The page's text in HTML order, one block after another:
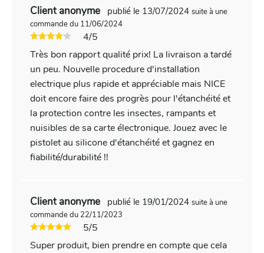
Client anonyme publié le 13/07/2024 suite à une
commande du 11/06/2024
4/5
Très bon rapport qualité prix! La livraison a tardé
un peu. Nouvelle procedure d'installation
electrique plus rapide et appréciable mais NICE
doit encore faire des progrès pour l'étanchéité et
la protection contre les insectes, rampants et
nuisibles de sa carte électronique. Jouez avec le
pistolet au silicone d'étanchéité et gagnez en
fiabilité/durabilité !!
Client anonyme publié le 19/01/2024 suite à une
commande du 22/11/2023
5/5
Super produit, bien prendre en compte que cela